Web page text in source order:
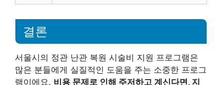
결론
서울시의 정관 난관 복원 시술비 지원 프로그램은
많은 분들에게 실질적인 도움을 주는 소중한 프로그
램이에요. 비용 문제로 인해 주저하고 계신다면, 지